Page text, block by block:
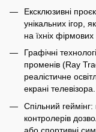
Ексклюзивні
унікальних ігор,
на їхніх фірмових
Графічні
променів (Ray
реалістичне
екрані телевізора.
Спільний
контролерів
або спортивні